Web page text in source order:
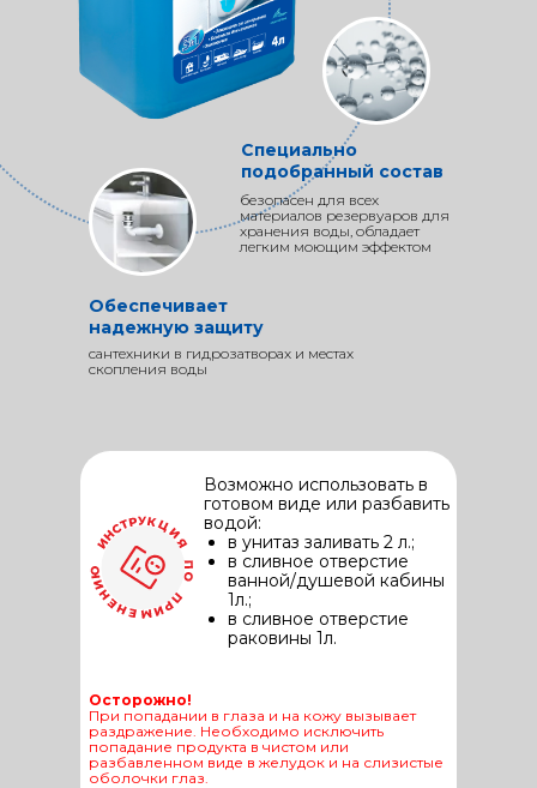
Обеспечивает
надежную защиту
сантехники в гидрозатворах и местах
скопления воды
Специально
подобранный состав
безопасен для всех
материалов резервуаров для
хранения воды, обладает
легким моющим эффектом
Возможно использовать в
готовом виде или разбавить
водой:
в унитаз заливать 2 л.;
в сливное отверстие
ванной/душевой кабины
1л.;
в сливное отверстие
раковины 1л.
Осторожно!
При попадании в глаза и на кожу вызывает
раздражение. Необходимо исключить
попадание продукта в чистом или
разбавленном виде в желудок и на слизистые
оболочки глаз.